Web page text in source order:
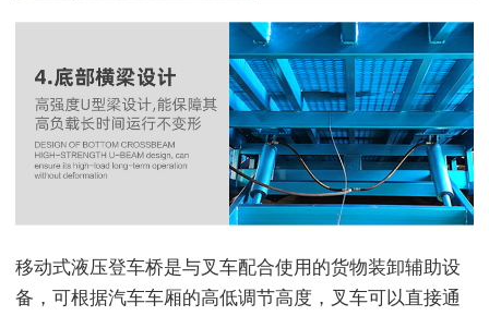
移动式液压登车桥是与叉车配合使用的货物装卸辅助设
备，可根据汽车车厢的高低调节高度，叉车可以直接通